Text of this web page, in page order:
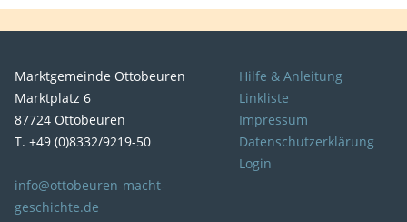
Marktgemeinde Ottobeuren
Marktplatz 6
87724 Ottobeuren
T. +49 (0)8332/9219-50
info@ottobeuren-macht-
geschichte.de
Hilfe & Anleitung
Linkliste
Impressum
Datenschutzerklärung
Login